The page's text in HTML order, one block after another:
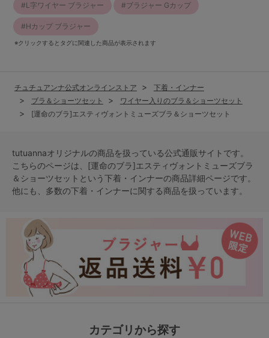
L字ワイヤー ブラジャー ブラジャー Gカップ
Hカップ ブラジャー
※クリックするとタグに関連した商品が表示されます
チュチュアンナ公式オンラインストア
下着・インナー
ブラ＆ショーツセット
ワイヤー入りのブラ＆ショーツセット
[運命のブラ]エスティヴォントミューズブラ＆ショーツセット
tutuannaオリジナルの商品を扱っている公式通販サイトです。
こちらのページは、[運命のブラ]エスティヴォントミューズブラ
＆ショーツセットという下着・インナーの商品詳細ページです。
他にも、多数の下着・インナーに関する商品を扱っています。
カテゴリから探す